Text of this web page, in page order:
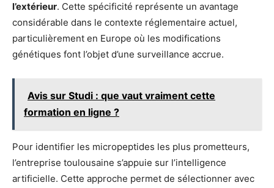
l’extérieur. Cette spécificité représente un avantage
considérable dans le contexte réglementaire actuel,
particulièrement en Europe où les modifications
génétiques font l’objet d’une surveillance accrue.
Avis sur Studi : que vaut vraiment cette
formation en ligne ?
Pour identifier les micropeptides les plus prometteurs,
l’entreprise toulousaine s’appuie sur l’intelligence
artificielle. Cette approche permet de sélectionner avec